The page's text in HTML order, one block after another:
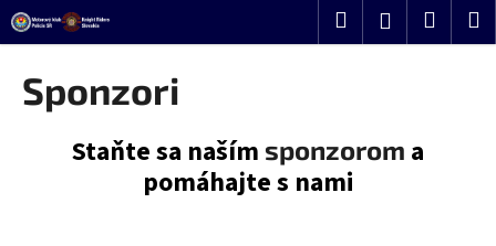
Prejsť
na
obsah
HľadaťPrihlásenie
Sponzori
Staňte sa naším sponzorom a
pomáhajte s nami
K
o